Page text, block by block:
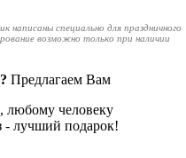
написаны специально для праздничного
возможно только при наличии
Предлагаем Вам
человеку
лучший подарок!